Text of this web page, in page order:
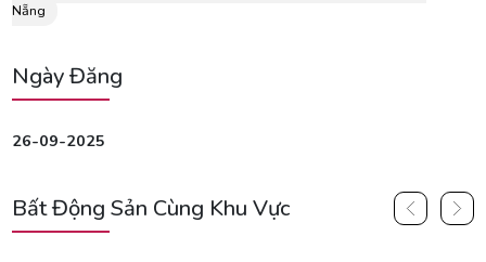
Nẵng
Ngày Đăng
26-09-2025
Bất Động Sản Cùng Khu Vực